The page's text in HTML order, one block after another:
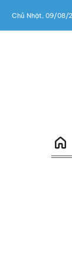
Chủ Nhật, 09/08/